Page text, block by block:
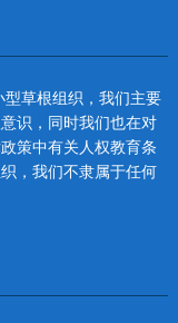
草根组织，我们主要
识，同时我们也在对
策中有关人权教育条
，我们不隶属于任何